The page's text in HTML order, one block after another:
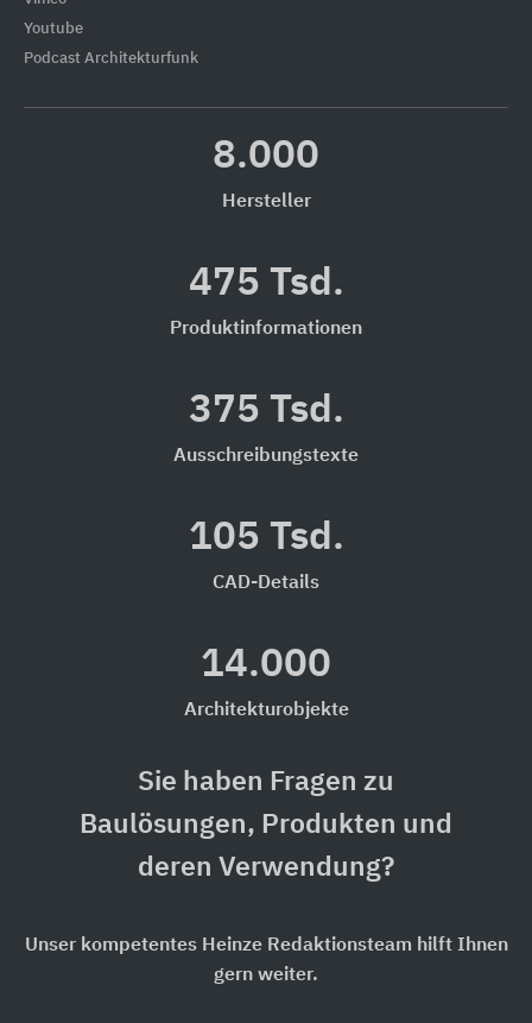
Youtube
Podcast Architekturfunk
8.000
Hersteller
475 Tsd.
Produktinformationen
375 Tsd.
Ausschreibungstexte
105 Tsd.
CAD-Details
14.000
Architekturobjekte
Sie haben Fragen zu
Baulösungen, Produkten und
deren Verwendung?
Unser kompetentes Heinze Redaktionsteam hilft Ihnen
gern weiter.